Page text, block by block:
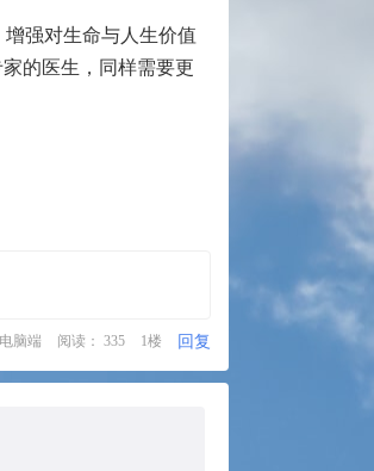
强对生命与人生价值
的医生，同样需要更
电脑端 阅读： 335 1楼 回复